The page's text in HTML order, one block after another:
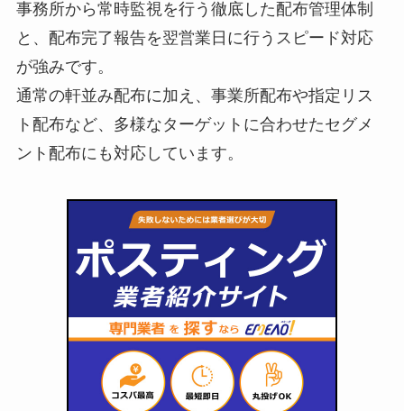
事務所から常時監視を行う徹底した配布管理体制
と、配布完了報告を翌営業日に行うスピード対応
が強みです。
通常の軒並み配布に加え、事業所配布や指定リス
ト配布など、多様なターゲットに合わせたセグメ
ント配布にも対応しています。